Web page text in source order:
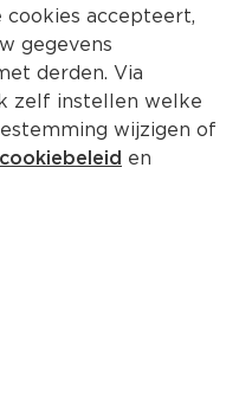
cookies accepteert,
gegevens
derden. Via
zelf instellen welke
wijzigen of
cookiebeleid en